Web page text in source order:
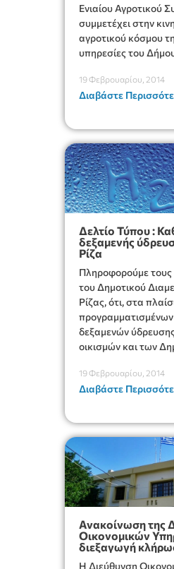
Ενιαίου Αγροτικού
συμμετέχει στην
αγροτικού κόσμου
υπηρεσίες του
εξαιρουμένων των
Σταθμών και
19 Φεβρουαρίου, 2014
Διαβάστε
Δελτίο Τύπου :
δεξαμενής
Ρίζα
Πληροφορούμε τους
του Δημοτικού
Ρίζας, ότι, στα
δεξαμενών
οικισμών και των
Φεβρουαρίου 2014,
Τετάρτη
19 Φεβρουαρίου, 2014
Διαβάστε
Ανακοίνωση της
Οικονομικών
διεξαγωγή
Η Διεύθυνση